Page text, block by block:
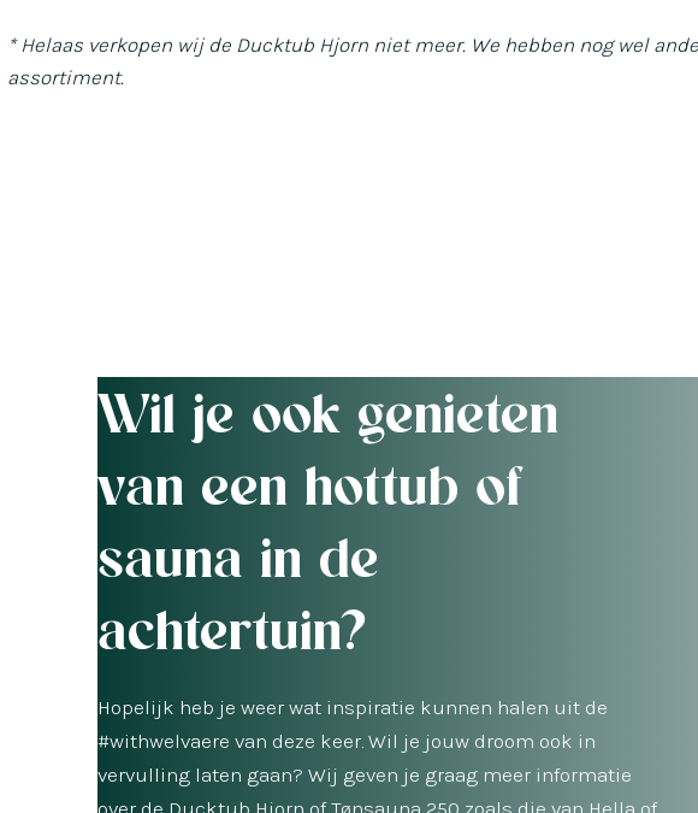
* Helaas verkopen wij de Ducktub Hjorn niet meer. We hebben nog wel
assortiment.
Wil je ook genieten
van een hottub of
sauna in de
achtertuin?
Hopelijk heb je weer wat inspiratie kunnen halen uit de
#withwelvaere van deze keer. Wil je jouw droom ook in
vervulling laten gaan? Wij geven je graag meer informatie
over de Ducktub Hjorn of Tønsauna 250 zoals die van Hella of